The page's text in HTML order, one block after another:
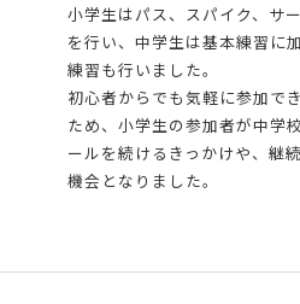
小学生はパス、スパイク、サ
を行い、中学生は基本練習に
練習も行いました。
初心者からでも気軽に参加で
ため、小学生の参加者が中学
ールを続けるきっかけや、継
機会となりました。